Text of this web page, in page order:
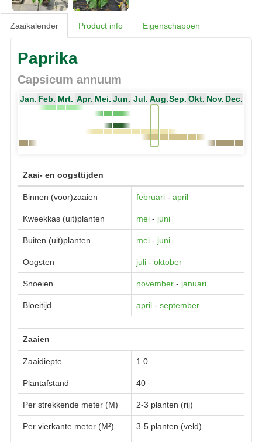
Zaaikalender Product info Eigenschappen
Paprika
Capsicum annuum
Jan. Feb. Mrt. Apr. Mei. Jun. Jul. Aug.Sep. Okt. Nov. Dec.
Zaai- en oogsttijden
Binnen (voor)zaaien februari - april
Kweekkas (uit)planten mei - juni
Buiten (uit)planten mei - juni
Oogsten juli - oktober
Snoeien november - januari
Bloeitijd april - september
Zaaien
Zaaidiepte 1.0
Plantafstand 40
Per strekkende meter (M) 2-3 planten (rij)
Per vierkante meter (M²) 3-5 planten (veld)